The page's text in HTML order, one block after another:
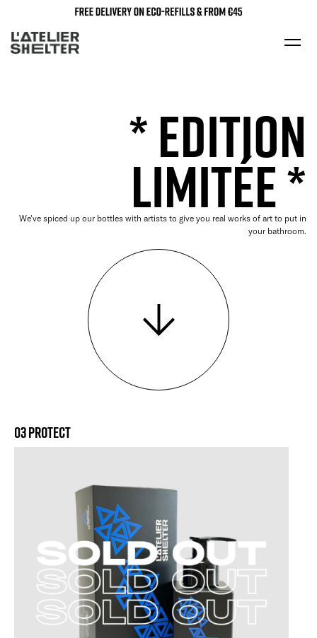
* EDITION
LIMITÉE *
We've spiced up our bottles with artists to give you real works of art to put in
your bathroom.
03 PROTECT